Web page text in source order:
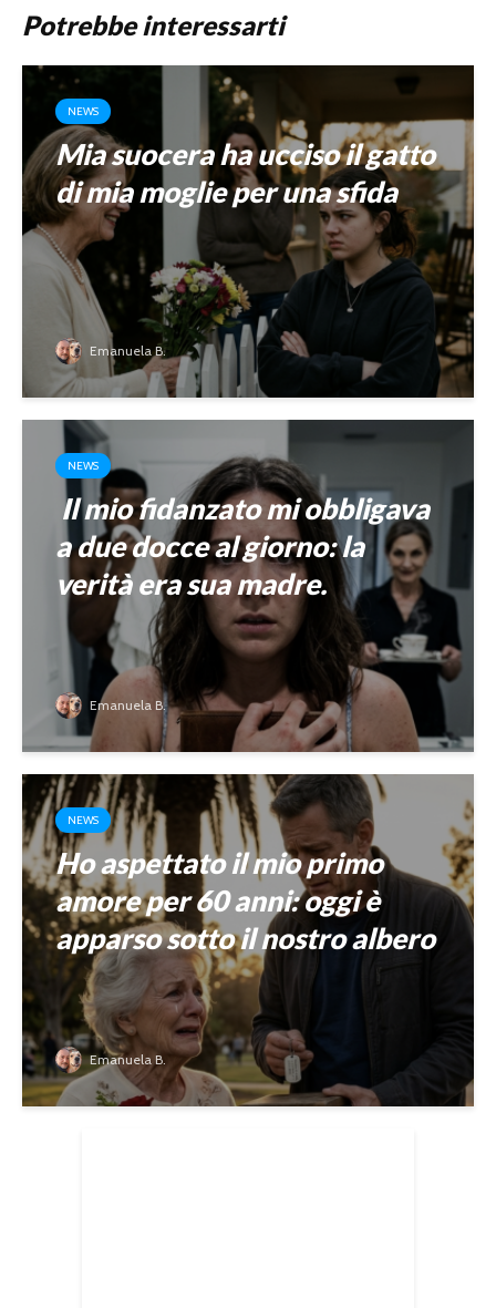
Potrebbe interessarti
NEWS
Mia suocera ha ucciso il gatto
di mia moglie per una sfida
Emanuela B.
NEWS
Il mio fidanzato mi obbligava
a due docce al giorno: la
verità era sua madre.
Emanuela B.
NEWS
Ho aspettato il mio primo
amore per 60 anni: oggi è
apparso sotto il nostro albero
Emanuela B.